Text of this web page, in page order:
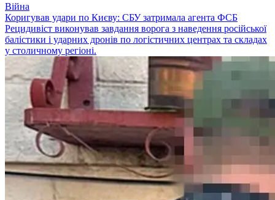
Війна
Коригував удари по Києву: СБУ затримала агента ФСБ
Рецидивіст виконував завдання ворога з наведення російської
балістики і ударних дронів по логістичних центрах та складах
у столичному регіоні.